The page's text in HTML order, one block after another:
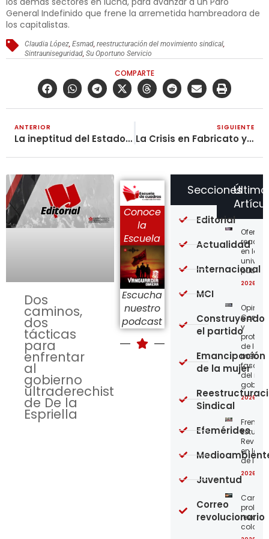
General Indefinido que frene la arremetida hambreadora de
los capitalistas.
Claudia López,Esmad,reestructuración del movimiento sindical,
Sintrauniseguridad,Su Oportuno Servicio
COMPARTE
ANTERIOR
La ineptitud del Estado es la causante del colapso de las UCI y de un nuevo confinamiento
SIGUIENTE
La Crisis en Fabricato y la Lucha de los Trabajadores
Dos
caminos,
dos
tácticas
para
enfrentar
al
gobierno
ultraderechista
de De la
Espriella
Conoce
la
Escuela
Escucha
nuestro
podcast
en las
2026-
y
de los
del
2026-
Frente
en la
de los
2026-
Carta
Secciones
Editorial
Actualidad
Internacional
MCI
Construyendo
el partido
Emancipación
de la mujer
Sindical
Efemérides
Juventud
Correo
revolucionario